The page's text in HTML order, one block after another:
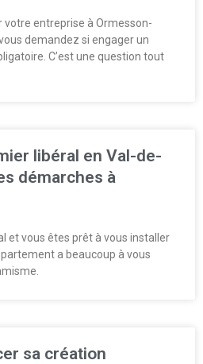
votre entreprise à Ormesson-
demandez si engager un
C’est une question tout
libéral en Val-de-
démarches à
et vous êtes prêt à vous installer
a beaucoup à vous
sa création